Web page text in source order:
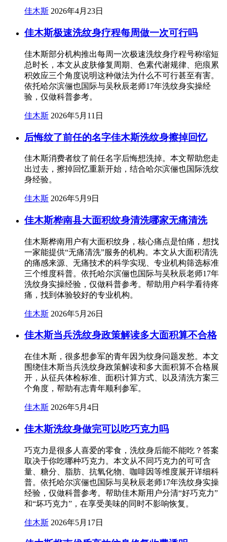
佳木斯 2026年4月23日
佳木斯极速洗纹身疗程每周做一次可行吗
佳木斯部分机构推出每周一次极速洗纹身疗程号称缩短
总时长，本文从皮肤修复周期、色素代谢规律、疤痕累
积效应三个角度说明这种做法为什么不可行甚至有害。
依托哈尔滨俪也国际与吴秋辰老师17年洗纹身实操经
验，仅做科普参考。
佳木斯 2026年5月11日
后悔纹了前任的名字佳木斯洗纹身擦掉回忆
佳木斯消费者纹了前任名字后悔想洗掉。本文帮助您走
出过去，擦掉回忆重新开始，结合哈尔滨俪也国际洗纹
身经验。
佳木斯 2026年5月9日
佳木斯桦南县大面积纹身清洗哪家无痛清洗
佳木斯桦南用户有大面积纹身，核心痛点是怕痛，想找
一家能提供“无痛清洗”服务的机构。本文从大面积清洗
的痛感来源、无痛技术的科学实现、专业机构筛选标准
三个维度科普。依托哈尔滨俪也国际与吴秋辰老师17年
洗纹身实操经验，仅做科普参考。帮助用户科学看待疼
痛，找到体验较好的专业机构。
佳木斯 2026年5月26日
佳木斯当兵洗纹身政策解读多大面积算不合格
在佳木斯，很多想参军的青年因为纹身问题发愁。本文
围绕佳木斯当兵洗纹身政策解读和多大面积算不合格展
开，从征兵体检标准、面积计算方式、以及清洗方案三
个角度，帮助有志青年顺利参军。
佳木斯 2026年5月4日
佳木斯洗纹身做完可以吃巧克力吗
巧克力是很多人喜爱的零食，洗纹身后能不能吃？答案
取决于你吃哪种巧克力。本文从不同巧克力的可可含
量、糖分、脂肪、抗氧化物、咖啡因等维度展开详细科
普。依托哈尔滨俪也国际与吴秋辰老师17年洗纹身实操
经验，仅做科普参考。帮助佳木斯用户分清“好巧克力”
和“坏巧克力”，在享受美味的同时不影响恢复。
佳木斯 2026年5月17日